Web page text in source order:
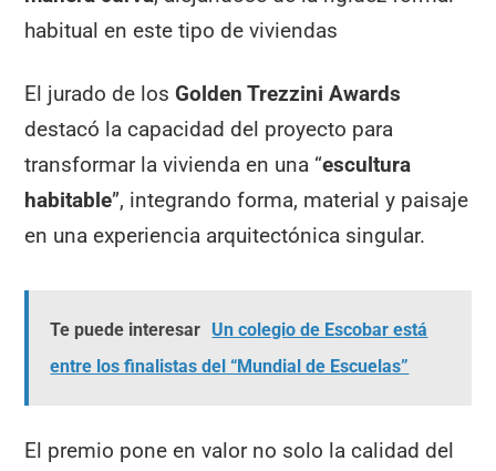
habitual en este tipo de viviendas
El jurado de los Golden Trezzini Awards
destacó la capacidad del proyecto para
transformar la vivienda en una “escultura
habitable”, integrando forma, material y paisaje
en una experiencia arquitectónica singular.
Te puede interesar Un colegio de Escobar está
entre los finalistas del “Mundial de Escuelas”
El premio pone en valor no solo la calidad del